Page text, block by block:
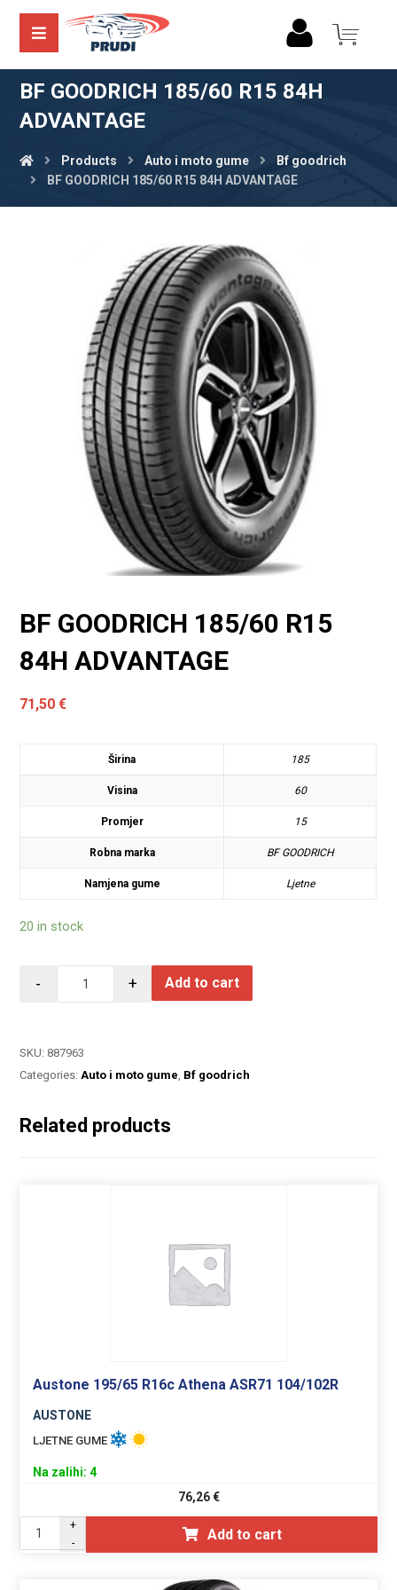
BF GOODRICH 185/60 R15 84H
ADVANTAGE
Products Auto i moto gume
Bf goodrich
BF GOODRICH 185/60 R15 84H ADVANTAGE
BF GOODRICH 185/60 R15
84H ADVANTAGE
71,50€
Širina 185
Visina 60
Promjer 15
Robna marka BF GOODRICH
Namjena gume Ljetne
20 in stock
- + Add to cart
SKU: 887963
Categories:Auto i moto gume, Bf goodrich
Related products
Austone 195/65 R16c Athena ASR71 104/102R
AUSTONE
LJETNE GUME
Na zalihi: 4
76,26€
+
-
Add to cart